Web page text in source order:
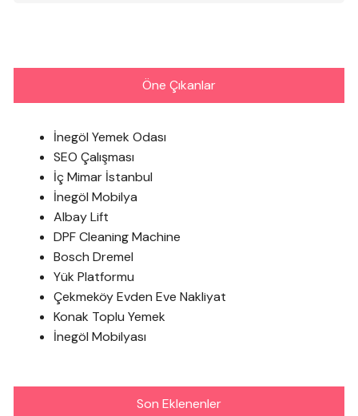
Öne Çıkanlar
İnegöl Yemek Odası
SEO Çalışması
İç Mimar İstanbul
İnegöl Mobilya
Albay Lift
DPF Cleaning Machine
Bosch Dremel
Yük Platformu
Çekmeköy Evden Eve Nakliyat
Konak Toplu Yemek
İnegöl Mobilyası
Son Eklenenler